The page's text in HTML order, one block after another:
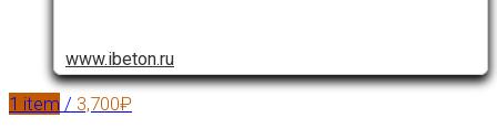
www.ibeton.ru
1 item / 3,700₽